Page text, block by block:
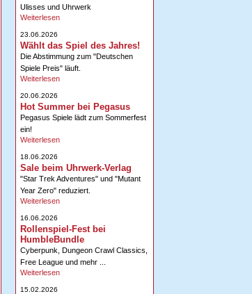
Ulisses und Uhrwerk
Weiterlesen
23.06.2026
Wählt das Spiel des Jahres!
Die Abstimmung zum "Deutschen
Spiele Preis" läuft.
Weiterlesen
20.06.2026
Hot Summer bei Pegasus
Pegasus Spiele lädt zum Sommerfest
ein!
Weiterlesen
18.06.2026
Sale beim Uhrwerk-Verlag
"Star Trek Adventures" und "Mutant
Year Zero" reduziert.
Weiterlesen
16.06.2026
Rollenspiel-Fest bei
HumbleBundle
Cyberpunk, Dungeon Crawl Classics,
Free League und mehr ...
Weiterlesen
15.02.2026